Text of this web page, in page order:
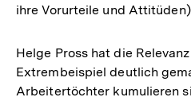
ihre Vorurteile und
Helge Pross hat die
Extrembeispiel deutlich
Arbeitertöchter kumulieren